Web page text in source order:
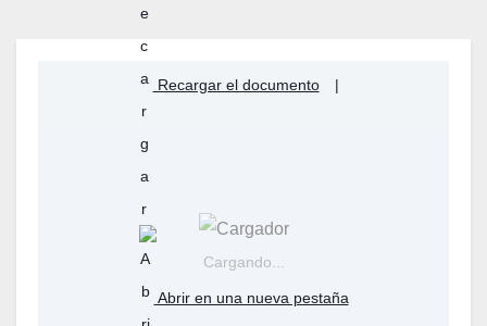
Cargando...
Recargar el documento |
Abrir en una nueva pestaña